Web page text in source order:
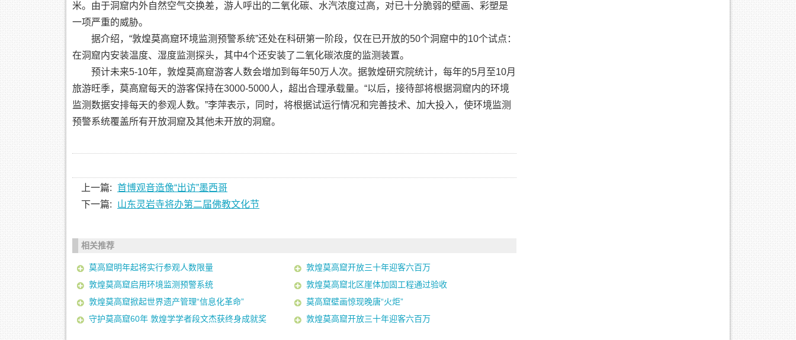
米。由于洞窟内外自然空气交换差，游人呼出的二氧化碳、水汽浓度过高，对已十分脆弱的壁画、彩塑是
一项严重的威胁。
据介绍，“敦煌莫高窟环境监测预警系统”还处在科研第一阶段，仅在已开放的50个洞窟中的10个试点：
在洞窟内安装温度、湿度监测探头，其中4个还安装了二氧化碳浓度的监测装置。
预计未来5-10年，敦煌莫高窟游客人数会增加到每年50万人次。据敦煌研究院统计，每年的5月至10月
旅游旺季，莫高窟每天的游客保持在3000-5000人，超出合理承载量。“以后，接待部将根据洞窟内的环境
监测数据安排每天的参观人数。”李萍表示，同时，将根据试运行情况和完善技术、加大投入，使环境监测
预警系统覆盖所有开放洞窟及其他未开放的洞窟。
上一篇: 首博观音造像“出访”墨西哥
下一篇:
山东灵岩寺将办第二届佛教文化节
相关推荐
莫高窟明年起将实行参观人数限量
敦煌莫高窟开放三十年迎客六百万
敦煌莫高窟启用环境监测预警系统
敦煌莫高窟北区崖体加固工程通过验收
敦煌莫高窟掀起世界遗产管理“信息化革命”
莫高窟壁画惊现晚唐“火炬”
守护莫高窟60年 敦煌学学者段文杰获终身成就奖
敦煌莫高窟开放三十年迎客六百万